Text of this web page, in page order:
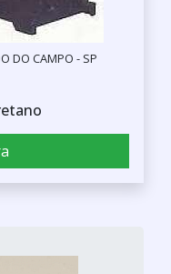
DO CAMPO - SP